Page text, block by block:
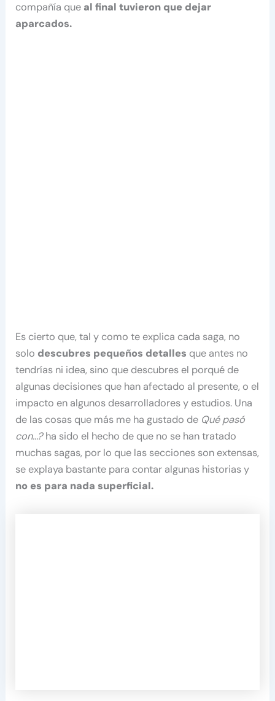
compañía que al final tuvieron que dejar
aparcados.
Es cierto que, tal y como te explica cada saga, no
solo descubres pequeños detalles que antes no
tendrías ni idea, sino que descubres el porqué de
algunas decisiones que han afectado al presente, o el
impacto en algunos desarrolladores y estudios. Una
de las cosas que más me ha gustado de Qué pasó
con…?ha sido el hecho de que no se han tratado
muchas sagas, por lo que las secciones son extensas,
se explaya bastante para contar algunas historias y
no es para nada superficial.